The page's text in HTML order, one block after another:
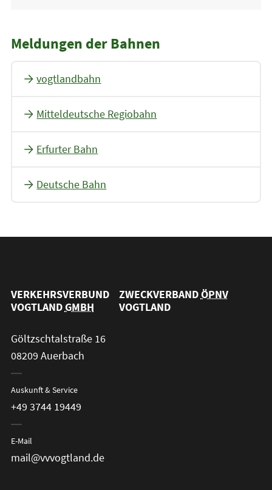
Meldungen der Bahnen
vogtlandbahn
Mitteldeutsche Regiobahn
Erfurter Bahn
Deutsche Bahn
VERKEHRSVERBUND
VOGTLANDGMBH
ZWECKVERBANDÖPNV
VOGTLAND
Göltzschtalstraße 16
08209 Auerbach
Auskunft & Service
+49 3744 19449
E-Mail
mail@vvvogtland.de